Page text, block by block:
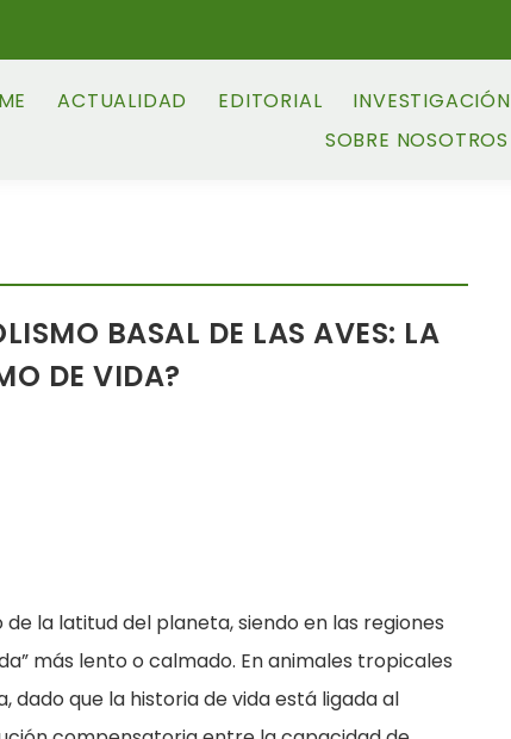
ACTUALIDAD EDITORIAL INVESTIGACIÓN
SOBRE NOSOTROS
BASAL DE LAS AVES: LA
DE VIDA?
la latitud del planeta, siendo en las regiones
más lento o calmado. En animales tropicales
que la historia de vida está ligada al